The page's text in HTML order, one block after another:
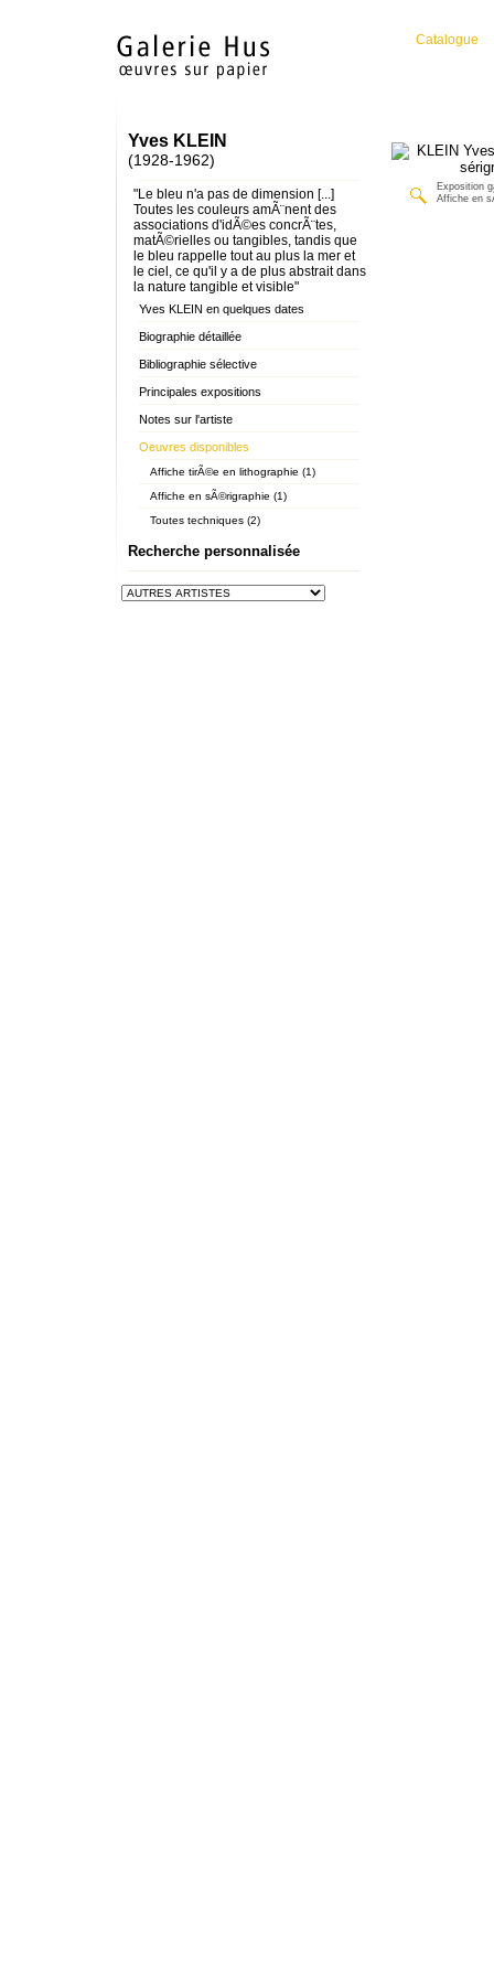
Catalogue
Yves KLEIN
(1928-1962)
"Le bleu n'a pas de dimension [...]
Toutes les couleurs amÃ¨nent des
associations d'idÃ©es concrÃ¨tes,
matÃ©rielles ou tangibles, tandis que
le bleu rappelle tout au plus la mer et
le ciel, ce qu'il y a de plus abstrait dans
la nature tangible et visible"
Yves KLEIN en quelques dates
Biographie détaillée
Bibliographie sélective
Principales expositions
Notes sur l'artiste
Oeuvres disponibles
Affiche tirÃ©e en lithographie (1)
Affiche en sÃ©rigraphie (1)
Toutes techniques (2)
Recherche personnalisée
Exposition
Affiche en